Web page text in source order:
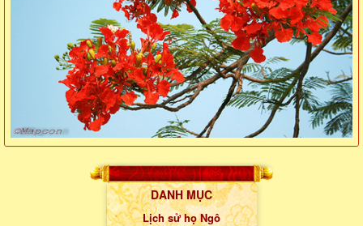
DANH MỤC
Lịch sử họ Ngô